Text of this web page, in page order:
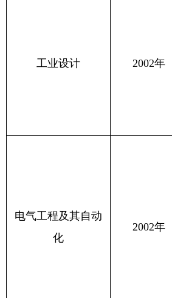
工业设计 2002年
电气工程及其自动
化
2002年